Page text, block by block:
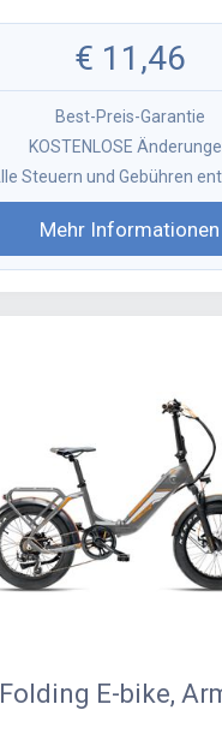
€ 11,46
Best-Preis-Garantie
KOSTENLOSE
Steuern und Gebühren
Mehr Informationen
Folding E-bike,